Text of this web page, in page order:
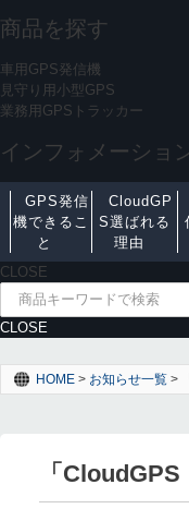
商品を探す
車用GPS発信機
見守り用小型GPS
業務用GPSトラッカー
インフォメーショ
GPS発信
機できるこ
と
CloudGP
S選ばれる
理由
CLOSE
CLOSE
HOME > お知らせ一覧 >
「